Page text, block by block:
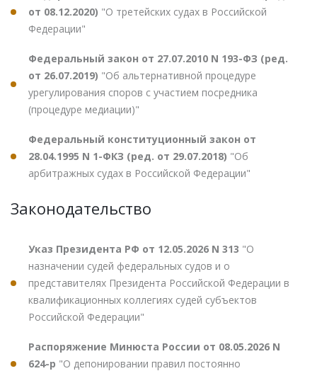
от 08.12.2020) "О третейских судах в Российской
Федерации"
Федеральный закон от 27.07.2010 N 193-ФЗ (ред.
от 26.07.2019) "Об альтернативной процедуре
урегулирования споров с участием посредника
(процедуре медиации)"
Федеральный конституционный закон от
28.04.1995 N 1-ФКЗ (ред. от 29.07.2018) "Об
арбитражных судах в Российской Федерации"
Законодательство
Указ Президента РФ от 12.05.2026 N 313 "О
назначении судей федеральных судов и о
представителях Президента Российской Федерации в
квалификационных коллегиях судей субъектов
Российской Федерации"
Распоряжение Минюста России от 08.05.2026 N
624-р "О депонировании правил постоянно